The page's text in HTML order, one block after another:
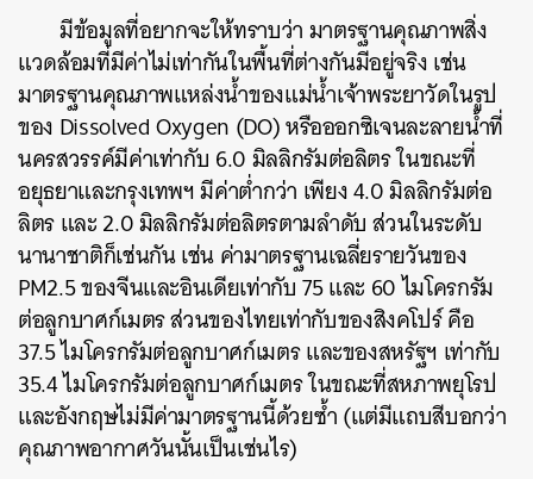
มีข้อมูลที่อยากจะให้ทราบว่า มาตรฐานคุณภาพสิ่ง
แวดล้อมที่มีค่าไม่เท่ากันในพื้นที่ต่างกันมีอยู่จริง เช่น
มาตรฐานคุณภาพแหล่งน้ำของแม่น้ำเจ้าพระยาวัดในรูป
ของ Dissolved Oxygen (DO) หรือออกซิเจนละลายน้ำที่
นครสวรรค์มีค่าเท่ากับ 6.0 มิลลิกรัมต่อลิตร ในขณะที่
อยุธยาและกรุงเทพฯ มีค่าต่ำกว่า เพียง 4.0 มิลลิกรัมต่อ
ลิตร และ 2.0 มิลลิกรัมต่อลิตรตามลำดับ ส่วนในระดับ
นานาชาติก็เช่นกัน เช่น ค่ามาตรฐานเฉลี่ยรายวันของ
PM2.5 ของจีนและอินเดียเท่ากับ 75 และ 60 ไมโครกรัม
ต่อลูกบาศก์เมตรส่วนของไทยเท่ากับของสิงคโปร์ คือ
37.5 ไมโครกรัมต่อลูกบาศก์เมตร และของสหรัฐฯ เท่ากับ
35.4 ไมโครกรัมต่อลูกบาศก์เมตร ในขณะที่สหภาพยุโรป
และอังกฤษไม่มีค่ามาตรฐานนี้ด้วยซ้ำ (แต่มีแถบสีบอกว่า
คุณภาพอากาศวันนั้นเป็นเช่นไร)